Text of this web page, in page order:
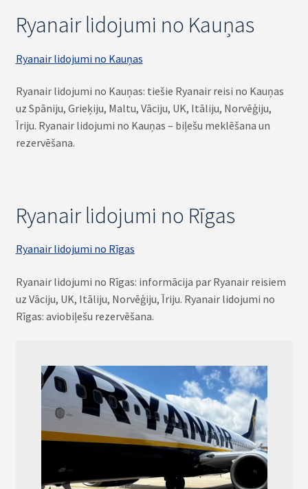
Ryanair lidojumi no Kauņas
Ryanair lidojumi no Kauņas
Ryanair lidojumi no Kauņas: tiešie Ryanair reisi no Kauņas
uz Spāniju, Grieķiju, Maltu, Vāciju, UK, Itāliju, Norvēģiju,
Īriju. Ryanair lidojumi no Kauņas – biļešu meklēšana un
rezervēšana.
Ryanair lidojumi no Rīgas
Ryanair lidojumi no Rīgas
Ryanair lidojumi no Rīgas: informācija par Ryanair reisiem
uz Vāciju, UK, Itāliju, Norvēģiju, Īriju. Ryanair lidojumi no
Rīgas: aviobiļešu rezervēšana.